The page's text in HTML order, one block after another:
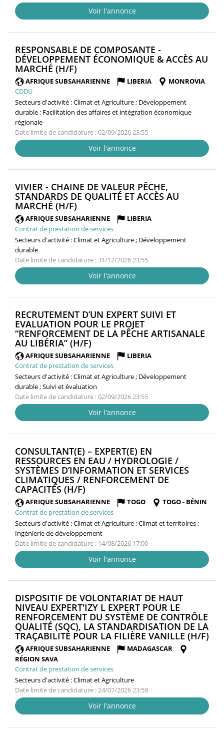
Voir l'annonce
RESPONSABLE DE COMPOSANTE -
DÉVELOPPEMENT ÉCONOMIQUE & ACCÈS AU
MARCHÉ (H/F)
FENÊTRE)
AFRIQUE SUBSAHARIENNE LIBERIA
MONROVIA
CDDU
Secteurs d'activité :Climat et Agriculture ; Développement
durable ; Facilitation des affaires et intégration économique
régionale
Date limite de candidature : 02/09/2026 23:55
Voir l'annonce
VIVIER - CHAINE DE VALEUR PÊCHE,
STANDARDS DE QUALITÉ ET ACCÈS AU
MARCHÉ (H/F) (NOUVELLE
FENÊTRE)
AFRIQUE SUBSAHARIENNE
LIBERIA
Contrat de prestation de services
Secteurs d'activité :Climat et Agriculture ; Développement
durable
Date limite de candidature : 31/12/2026 23:55
Voir l'annonce
RECRUTEMENT D’UN EXPERT SUIVI ET
EVALUATION POUR LE PROJET
“RENFORCEMENT DE LA PÊCHE ARTISANALE
AU LIBÉRIA” (H/F)
FENÊTRE)
AFRIQUE SUBSAHARIENNE
LIBERIA
Contrat de prestation de services
Secteurs d'activité :Climat et Agriculture ; Développement
durable ; Suivi et évaluation
Date limite de candidature : 02/09/2026 23:55
Voir l'annonce
CONSULTANT(E) – EXPERT(E) EN
RESSOURCES EN EAU / HYDROLOGIE /
SYSTÈMES D’INFORMATION ET SERVICES
CLIMATIQUES / RENFORCEMENT DE
CAPACITÉS (H/F)
FENÊTRE)
AFRIQUE SUBSAHARIENNE TOGO
TOGO - BÉNIN
Contrat de prestation de services
Secteurs d'activité :Climat et Agriculture ; Climat et territoires ;
Ingénierie de développement
Date limite de candidature : 14/08/2026 17:00
Voir l'annonce
DISPOSITIF DE VOLONTARIAT DE HAUT
NIVEAU EXPERT'IZY L EXPERT POUR LE
RENFORCEMENT DU SYSTÈME DE CONTRÔLE
QUALITÉ (SQC), LA STANDARDISATION DE LA
TRAÇABILITÉ POUR LA FILIÈRE VANILLE (H/F)
AFRIQUE SUBSAHARIENNE
MADAGASCAR
RÉGION SAVA
Contrat de prestation de services
Secteurs d'activité :Climat et Agriculture
Date limite de candidature : 24/07/2026 23:59
Voir l'annonce